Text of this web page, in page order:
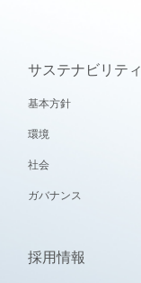
サステナビリティ
基本方針
環境
社会
ガバナンス
採用情報